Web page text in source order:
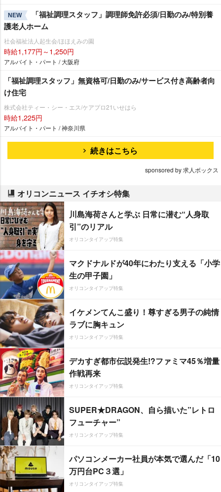
NEW
「福祉調理スタッフ」調理師免許必須/日勤のみ/特別養
護老人ホーム
社会福祉法人起生会/ほほえみの園
時給1,177円～1,250円
アルバイト・パート / 大阪府
「福祉調理スタッフ」無資格可/日勤のみ/サービス付き高齢者向
け住宅
株式会社ティー・シー・エス/ケアプロ21いせはら
時給1,225円
アルバイト・パート / 神奈川県
続きはこちら
sponsored by 求人ボックス
オリコンニュース イチオシ特集
川島海荷さんと学ぶ 日常に潜む“人身取
引”のリアル
オリコンタイアップ特集
マクドナルドが40年にわたり支える「小学
生の甲子園」
オリコンタイアップ特集
イケメンてんこ盛り！尊すぎる男子の純情
ラブに胸キュン
オリコンタイアップ特集
デカすぎ都市伝説発生!?ファミマ45％増量
作戦再来
オリコンタイアップ特集
SUPER★DRAGON、自ら描いた”レトロ
フューチャー”
オリコンタイアップ特集
パソコンメーカー社員が本気で選んだ「10
万円台PC３選」
オリコンタイアップ特集